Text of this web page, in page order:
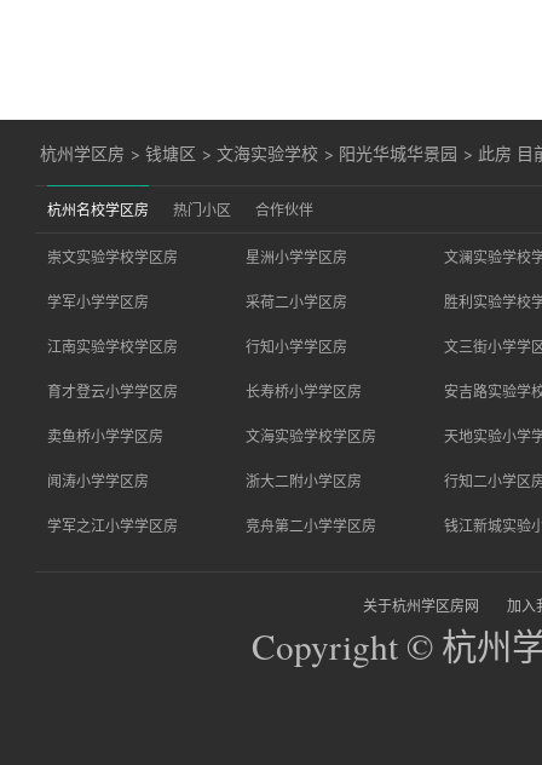
杭州学区房 >钱塘区 >文海实验学校 > 阳光华城华景园 > 此房 目
杭州名校学区房 热门小区 合作伙伴
崇文实验学校学区房 星洲小学学区房 文澜实验学校
学军小学学区房 采荷二小学区房 胜利实验学校
江南实验学校学区房 行知小学学区房 文三街小学学
育才登云小学学区房 长寿桥小学学区房 安吉路实验学
卖鱼桥小学学区房 文海实验学校学区房 天地实验小学
闻涛小学学区房 浙大二附小学区房 行知二小学区
学军之江小学学区房 竞舟第二小学学区房 钱江新城实验
关于杭州学区房网 加入
Copyright © 杭州